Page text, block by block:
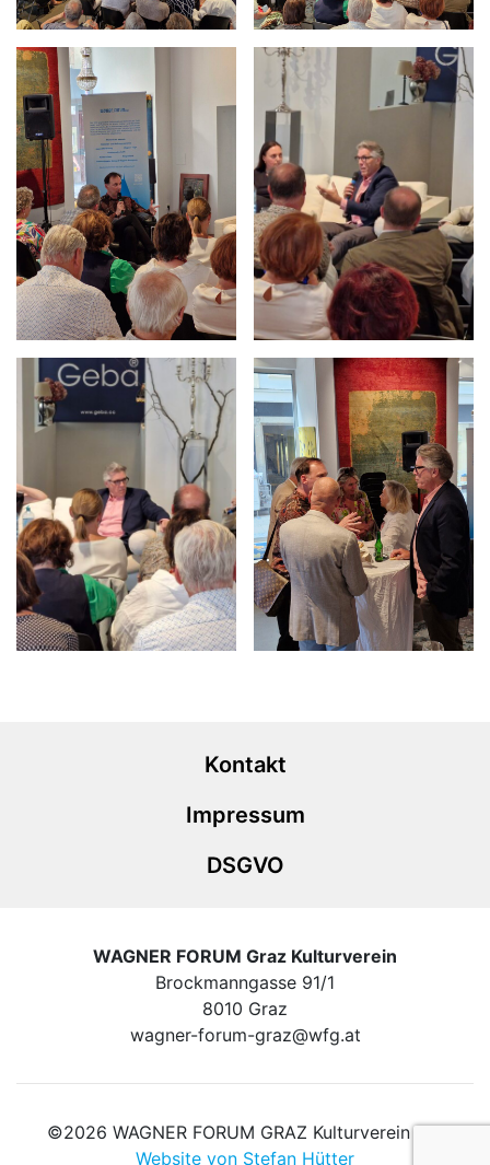
Kontakt
Impressum
DSGVO
WAGNER FORUM Graz Kulturverein
Brockmanngasse 91/1
8010 Graz
wagner-forum-graz@wfg.at
©2026 WAGNER FORUM GRAZ Kulturverein e.V.
Website von Stefan Hütter